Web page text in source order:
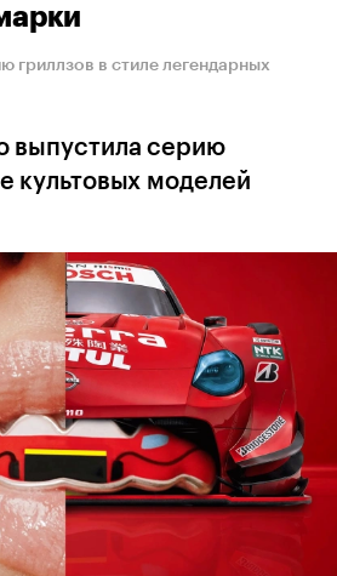
гриллзов в стиле легендарных
выпустила серию
культовых моделей